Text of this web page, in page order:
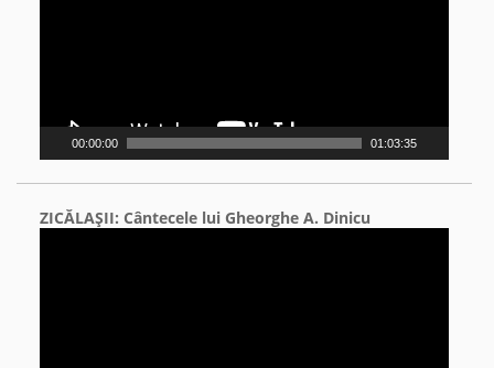
00:00:00 01:03:35
ZICĂLAŞII: Cântecele lui Gheorghe A. Dinicu